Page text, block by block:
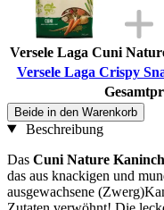
Versele Laga Cuni
Versele Laga Crispy
Beide in den Warenkorb
Beschreibung
Das Cuni Nature
das aus knackigen und
ausgewachsene